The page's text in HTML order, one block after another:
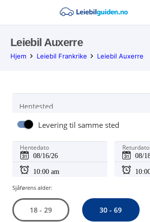
Leiebil Auxerre
Hjem Leiebil Frankrike Leiebil Auxerre
Hentested
Levering til samme sted
Hentedato Returdato
Sjåførens alder:
18 - 29 30 - 69